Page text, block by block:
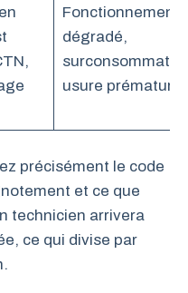
Fonctionnement
dégradé,
usure
précisément le code
et ce que
technicien arrivera
ce qui divise par